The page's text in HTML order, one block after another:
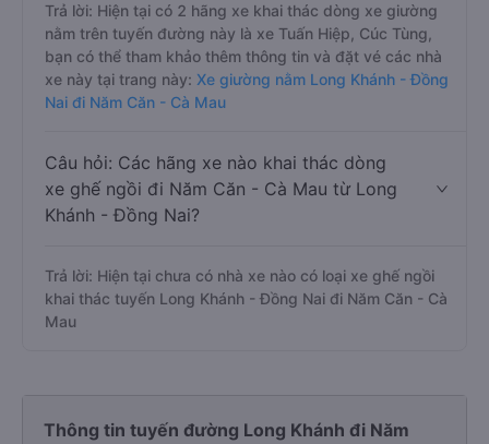
Trả lời: Hiện tại có 2 hãng xe khai thác dòng xe giường
nằm trên tuyến đường này là xe Tuấn Hiệp, Cúc Tùng,
bạn có thể tham khảo thêm thông tin và đặt vé các nhà
xe này tại trang này: Xe giường nằm Long Khánh - Đồng
Nai đi Năm Căn - Cà Mau
Câu hỏi: Các hãng xe nào khai thác dòng
xe ghế ngồi đi Năm Căn - Cà Mau từ Long
Khánh - Đồng Nai?
Trả lời: Hiện tại chưa có nhà xe nào có loại xe ghế ngồi
khai thác tuyến Long Khánh - Đồng Nai đi Năm Căn - Cà
Mau
Thông tin tuyến đường Long Khánh đi Năm